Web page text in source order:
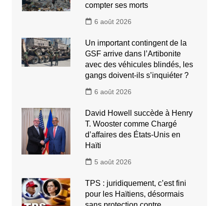
compter ses morts
6 août 2026
Un important contingent de la
GSF arrive dans l’Artibonite
avec des véhicules blindés, les
gangs doivent-ils s’inquiéter ?
6 août 2026
David Howell succède à Henry
T. Wooster comme Chargé
d’affaires des États-Unis en
Haïti
5 août 2026
TPS : juridiquement, c’est fini
pour les Haïtiens, désormais